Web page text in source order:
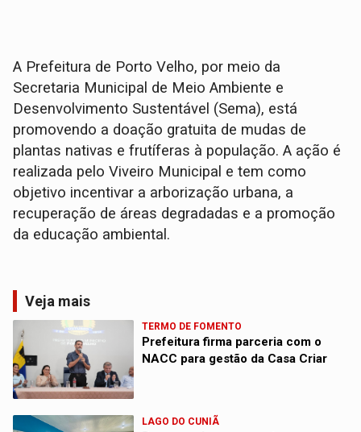
A Prefeitura de Porto Velho, por meio da
Secretaria Municipal de Meio Ambiente e
Desenvolvimento Sustentável (Sema), está
promovendo a doação gratuita de mudas de
plantas nativas e frutíferas à população. A ação é
realizada pelo Viveiro Municipal e tem como
objetivo incentivar a arborização urbana, a
recuperação de áreas degradadas e a promoção
da educação ambiental.
Veja mais
TERMO DE FOMENTO
Prefeitura firma parceria com o
NACC para gestão da Casa Criar
LAGO DO CUNIÃ